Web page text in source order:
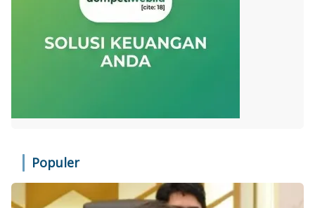
Populer